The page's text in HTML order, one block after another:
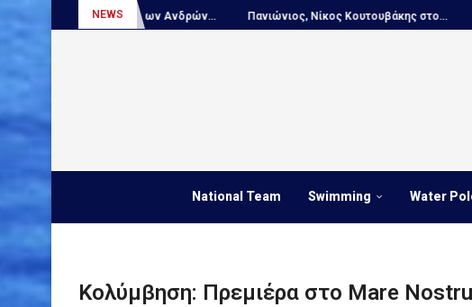
NEWS
Νέων Ανδρών... Πανιώνιος, Νίκος Κουτουβάκης στο... Πόλο,
National Team Swimming Water
Κολύμβηση: Πρεμιέρα στο Mare